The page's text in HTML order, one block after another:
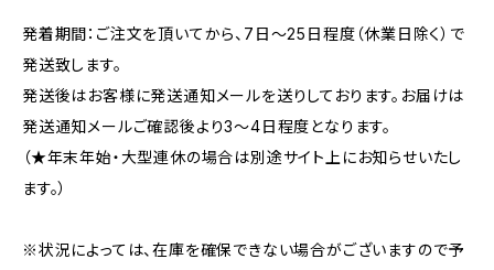
発着期間：ご注文を頂いてから、7日〜25日程度（休業日除く）で
発送致します。
発送後はお客様に発送通知メールを送りしております。お届けは
発送通知メールご確認後より3〜4日程度となります。
（★年末年始・大型連休の場合は別途サイト上にお知らせいたし
ます。）
※状況によっては、在庫を確保できない場合がございますので予